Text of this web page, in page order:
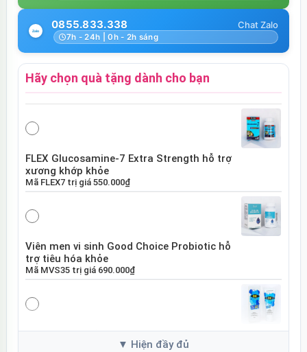
0855.833.338
7h - 24h | 0h - 2h sáng
Hãy chọn quà tặng dành cho bạn
FLEX Glucosamine-7 Extra Strength hỗ trợ
xương khớp khỏe
Mã FLEX7trị giá 550.000₫
Viên men vi sinh Good Choice Probiotic hỗ
trợ tiêu hóa khỏe
Mã MVS35trị giá 690.000₫
Gel bôi trơn gốc nước DK Onetouch trơn